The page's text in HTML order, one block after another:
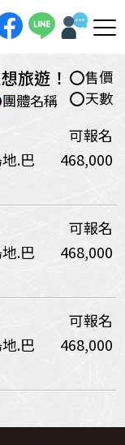
旅遊！
售價
天數
團體名稱
可報名
.巴
468,000
可報名
.巴
468,000
可報名
.巴
468,000